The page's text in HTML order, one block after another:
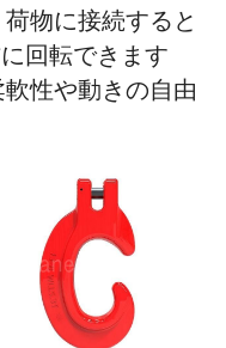
物に接続すると
回転できます
性や動きの自由